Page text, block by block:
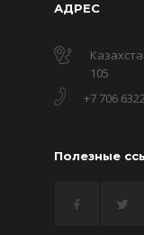
АДРЕС
105
+7 706
Полезные